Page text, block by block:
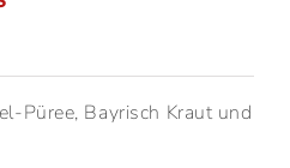
Püree, Bayrisch Kraut und